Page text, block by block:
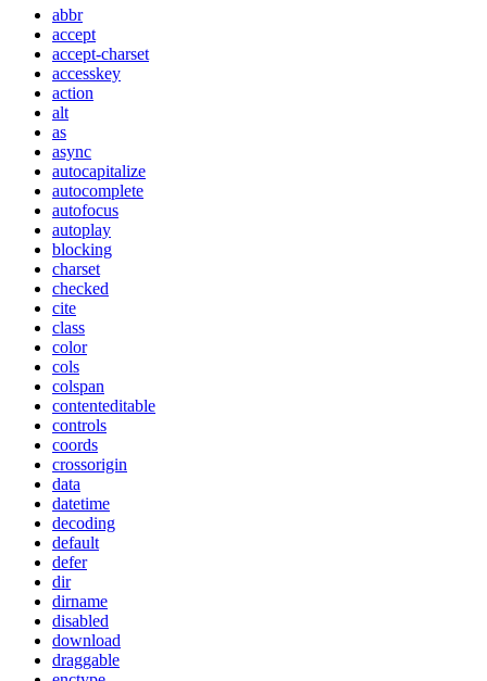
abbr
accept
accept-charset
accesskey
action
alt
as
async
autocapitalize
autocomplete
autofocus
autoplay
blocking
charset
checked
cite
class
color
cols
colspan
contenteditable
controls
coords
crossorigin
data
datetime
decoding
default
defer
dir
dirname
disabled
download
draggable